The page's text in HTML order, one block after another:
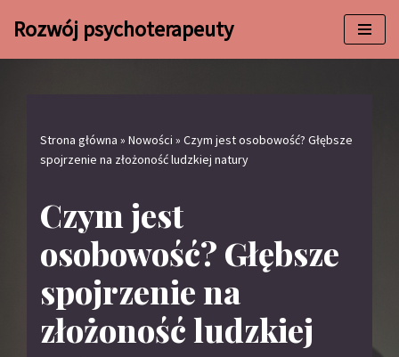
Rozwój psychoterapeuty
Strona główna » Nowości » Czym jest osobowość? Głębsze
spojrzenie na złożoność ludzkiej natury
Czym jest
osobowość? Głębsze
spojrzenie na
złożoność ludzkiej